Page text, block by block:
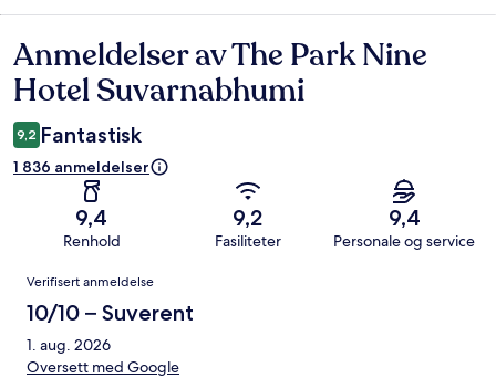
Anmeldelser
Anmeldelser av The Park Nine
Hotel Suvarnabhumi
9,2 Fantastisk
1 836 anmeldelser
9,4
Renhold
9,2
Fasiliteter
9,4
Personale og service
Anmeldelser
Verifisert anmeldelse
10/10 – Suverent
1. aug. 2026
Oversett med Google